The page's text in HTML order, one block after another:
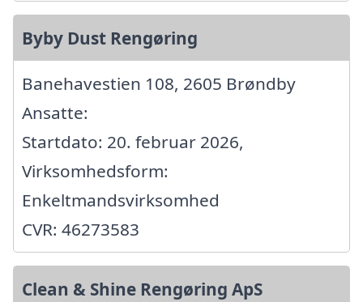
Byby Dust Rengøring
Banehavestien 108, 2605 Brøndby
Ansatte:
Startdato: 20. februar 2026,
Virksomhedsform:
Enkeltmandsvirksomhed
CVR: 46273583
Clean & Shine Rengøring ApS